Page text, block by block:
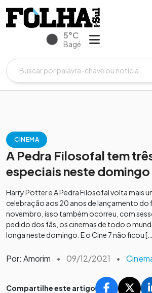
5°C
Bagé
CINEMA
A Pedra Filosofal tem
especiais neste domingo
Harry Potter e A Pedra Filosofal volta mais
celebração aos 20 anos de lançamento do
novembro, isso também ocorreu, com
pedido dos fãs, os cinemas de todo o
longa neste domingo. E o Cine 7 não ficou
Por: Amorim • 09/12/2021 •
Compartilhe este artigo